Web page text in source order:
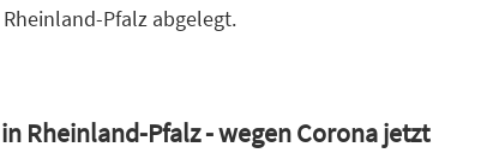
Pfalz abgelegt.
Rheinland-Pfalz - wegen Corona jetzt